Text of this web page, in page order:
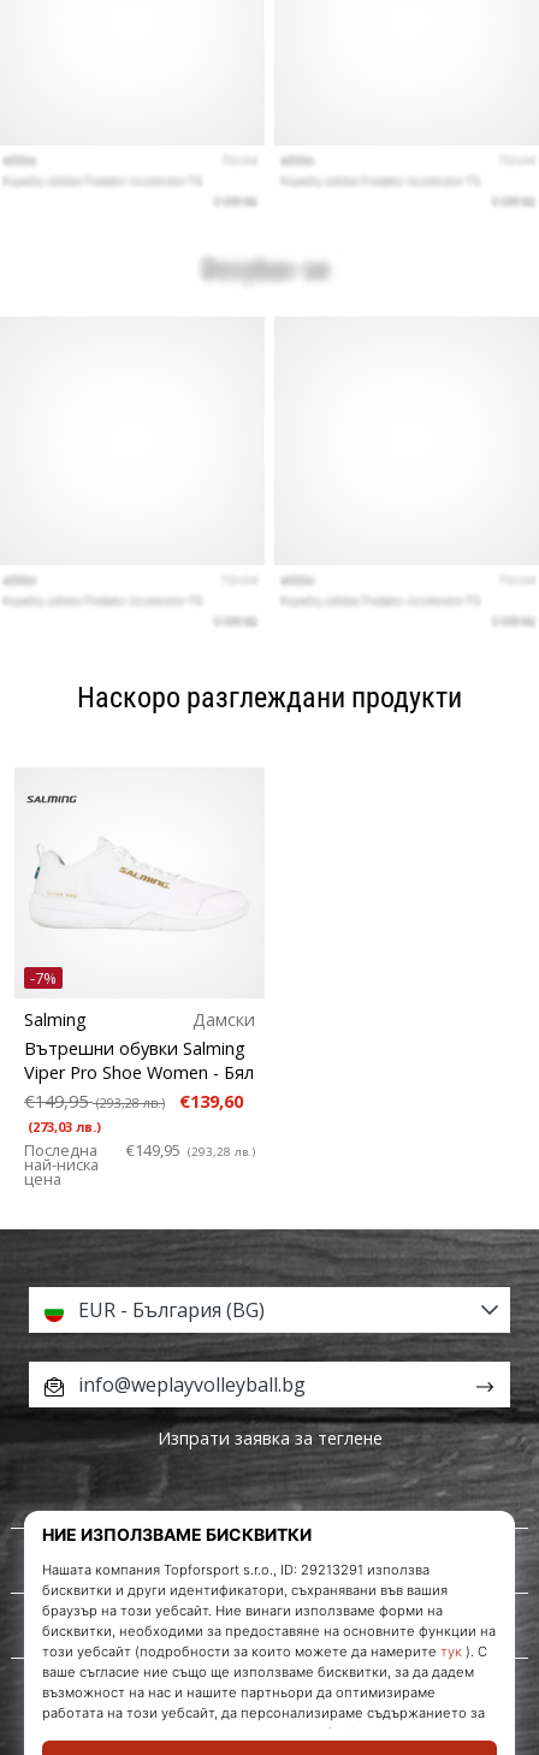
Наскоро разглеждани продукти
-7%
Salming
Дамски
Вътрешни обувки Salming
Viper Pro Shoe Women - Бял
€149,95(293,28 лв.) €139,60
(273,03 лв.)
Последна
най-ниска
цена
€149,95 (293,28 лв.)
За нас
Обслужване на клиенти
EUR - България (BG)
info@weplayvolleyball.bg
Изпрати заявка за теглене